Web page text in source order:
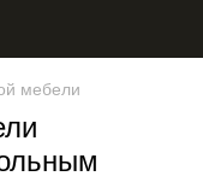
мебели